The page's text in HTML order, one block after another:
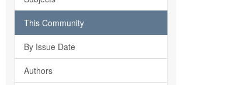
This Community
By Issue Date
Authors